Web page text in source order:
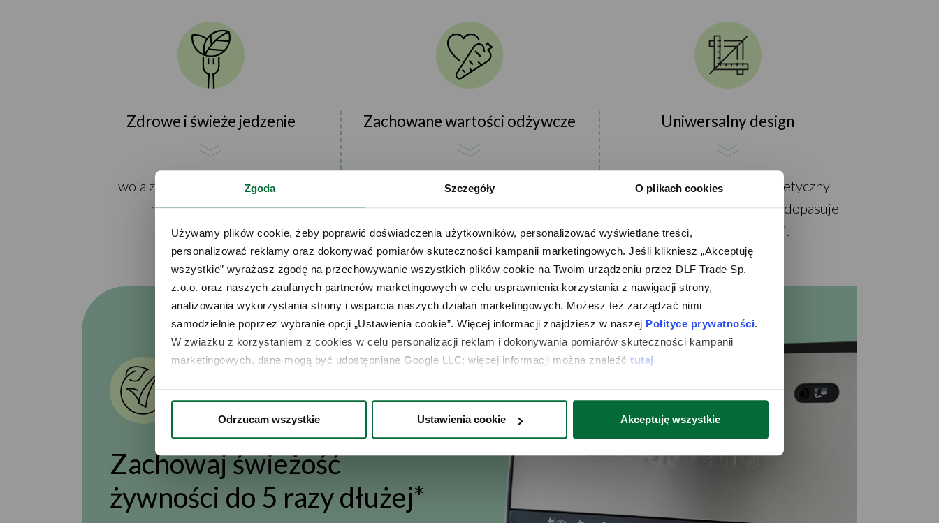
Zgoda Szczegóły O plikach cookies
Używamy plików cookie, żeby poprawić doświadczenia użytkowników, personalizować wyświetlane treści,
personalizować reklamy oraz dokonywać pomiarów skuteczności kampanii marketingowych. Jeśli klikniesz „Akceptuję
wszystkie” wyrażasz zgodę na przechowywanie wszystkich plików cookie na Twoim urządzeniu przez DLF Trade Sp.
z.o.o. oraz naszych zaufanych partnerów marketingowych w celu usprawnienia korzystania z nawigacji strony,
analizowania wykorzystania strony i wsparcia naszych działań marketingowych. Możesz też zarządzać nimi
samodzielnie poprzez wybranie opcji „Ustawienia cookie”. Więcej informacji znajdziesz w naszej Polityce prywatności.
W związku z korzystaniem z cookies w celu personalizacji reklam i dokonywania pomiarów skuteczności kampanii
marketingowych, dane mogą być udostępniane Google LLC; więcej informacji można znaleźć tutaj
Odrzucam wszystkie Ustawienia cookie Akceptuję wszystkie
Zdrowe i świeże jedzenie
Twoja żywność zachowa świeżość
nawet do 5x dłużej*.
Zachowane wartości odżywcze
Dzięki zachowaniu jakości jedzenia
produktów.
Uniwersalny design
Kompaktowy rozmiar i estetyczny
wygląd sprawią, że idealnie dopasuje
się do każdej kuchni.
Zachowaj świeżość
żywności do 5 razy dłużej*